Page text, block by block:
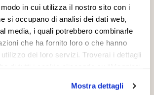
in cui utilizza il nostro sito con i
si occupano di analisi dei dati web,
media, i quali potrebbero combinarle
che ha fornito loro o che hanno
dei loro servizi. Troverai i dettagli
Per ulteriori informazioni consulta
Mostra dettagli